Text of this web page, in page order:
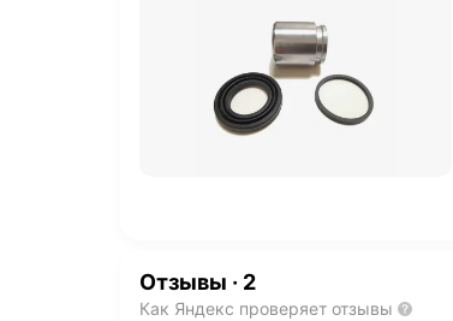
Отзывы · 2
Как Яндекс проверяет отзывы